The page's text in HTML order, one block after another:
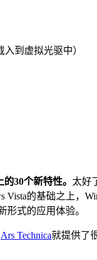
到虚拟光驱中）
30个新特性。 太好
的基础之上，
式的应用体验。
Ars Technica就提供了